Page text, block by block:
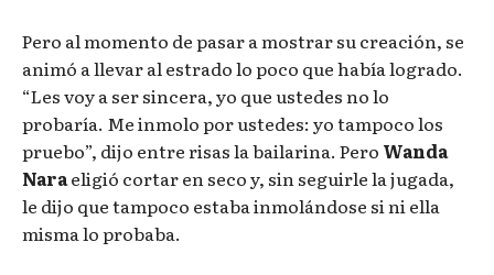
Pero al momento de pasar a mostrar su creación, se
animó a llevar al estrado lo poco que había logrado.
“Les voy a ser sincera, yo que ustedes no lo
probaría. Me inmolo por ustedes: yo tampoco los
pruebo”, dijo entre risas la bailarina. Pero Wanda
Naraeligió cortar en seco y, sin seguirle la jugada,
le dijo que tampoco estaba inmolándose si ni ella
misma lo probaba.